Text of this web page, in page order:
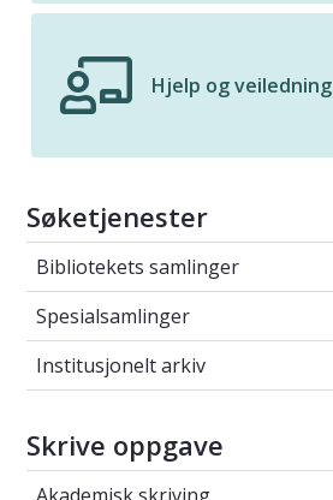
Hjelp og veiledning
Søketjenester
Bibliotekets samlinger
Bibliotekets samlinger
Spesialsamlinger
Spesialsamlinger
Institusjonelt arkiv
Institusjonelt arkiv
Skrive oppgave
Akademisk skriving